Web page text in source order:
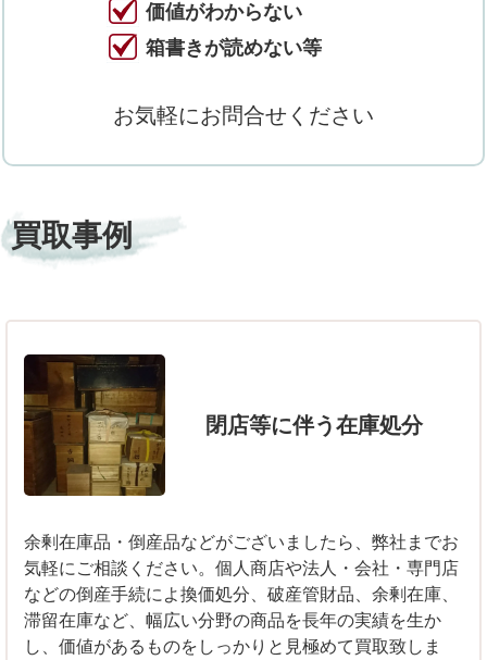
価値がわからない
箱書きが読めない等
お気軽にお問合せください
買取事例
閉店等に伴う在庫処分
余剰在庫品・倒産品などがございましたら、弊社までお
気軽にご相談ください。個人商店や法人・会社・専門店
などの倒産手続によ換価処分、破産管財品、余剰在庫、
滞留在庫など、幅広い分野の商品を長年の実績を生か
し、価値があるものをしっかりと見極めて買取致しま